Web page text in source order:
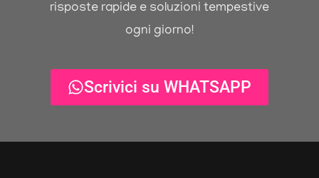
risposte rapide e soluzioni tempestive
ogni giorno!
Scrivici su WHATSAPP